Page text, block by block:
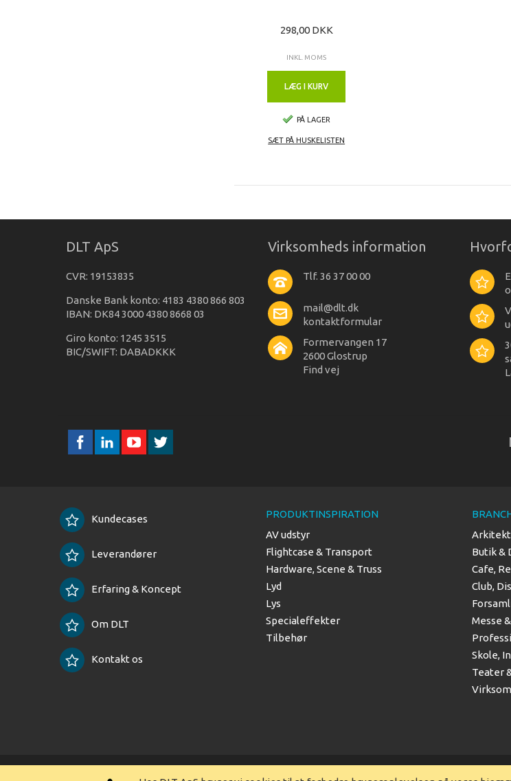
298,00 DKK
INKL. MOMS
LÆG I KURV
PÅ LAGER
SÆT PÅ HUSKELISTEN
DLT ApS
CVR: 19153835
Danske Bank konto: 4183 4380 866 803
IBAN: DK84 3000 4380 8668 03
Giro konto: 1245 3515
BIC/SWIFT: DABADKKK
Virksomheds information
Tlf. 36 37 00 00
mail@dlt.dk
kontaktformular
Formervangen 17
2600 Glostrup
Find vej
Kundecases
Leverandører
Erfaring & Koncept
Om DLT
Kontakt os
PRODUKTINSPIRATION
AV udstyr
Flightcase & Transport
Hardware, Scene & Truss
Lyd
Lys
Specialeffekter
Tilbehør
Butik &
Cafe,
Club,
Messe
Skole,
Teater